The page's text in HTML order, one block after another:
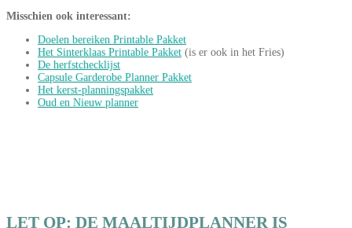
Misschien ook interessant:
Doelen bereiken Printable Pakket
Het Sinterklaas Printable Pakket (is er ook in het Fries)
De herfstchecklijst
Capsule Garderobe Planner Pakket
Het kerst-planningspakket
Oud en Nieuw planner
LET OP: DE MAALTIJDPLANNER IS